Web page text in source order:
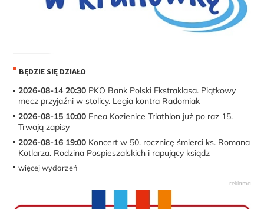
BĘDZIE SIĘ DZIAŁO
2026-08-14 20:30 PKO Bank Polski Ekstraklasa. Piątkowy
mecz przyjaźni w stolicy. Legia kontra Radomiak
2026-08-15 10:00 Enea Kozienice Triathlon już po raz 15.
Trwają zapisy
2026-08-16 19:00 Koncert w 50. rocznicę śmierci ks. Romana
Kotlarza. Rodzina Pospieszalskich i rapujący ksiądz
więcej wydarzeń